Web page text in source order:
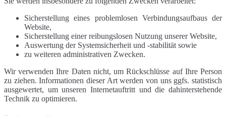
Sicherstellung eines problemlosen Verbindungsaufbaus der
Website,
Sicherstellung einer reibungslosen Nutzung unserer Website,
Auswertung der Systemsicherheit und -stabilität sowie
zu weiteren administrativen Zwecken.
Wir verwenden Ihre Daten nicht, um Rückschlüsse auf Ihre Person
zu ziehen. Informationen dieser Art werden von uns ggfs. statistisch
ausgewertet, um unseren Internetauftritt und die dahinterstehende
Technik zu optimieren.